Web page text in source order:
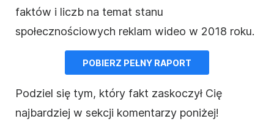
faktów i liczb na temat stanu
społecznościowych reklam wideo w 2018 roku.
POBIERZ PEŁNY RAPORT
Podziel się tym, który fakt zaskoczył Cię
najbardziej w sekcji komentarzy poniżej!